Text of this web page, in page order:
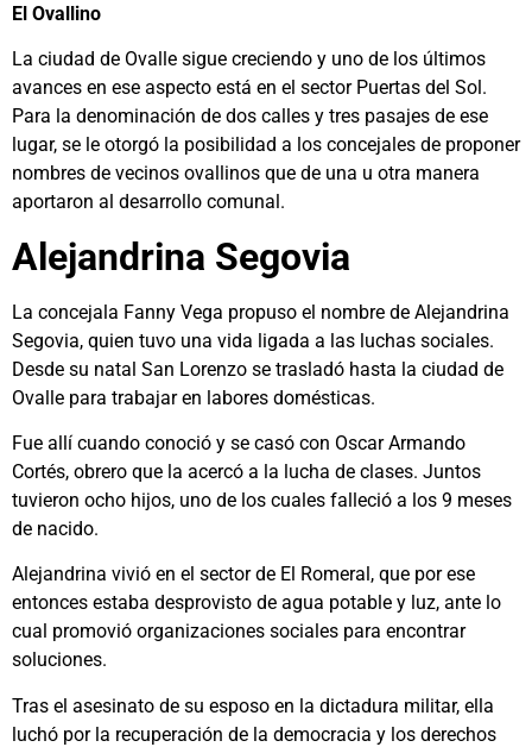
El Ovallino
La ciudad de Ovalle sigue creciendo y uno de los últimos
avances en ese aspecto está en el sector Puertas del Sol.
Para la denominación de dos calles y tres pasajes de ese
lugar, se le otorgó la posibilidad a los concejales de proponer
nombres de vecinos ovallinos que de una u otra manera
aportaron al desarrollo comunal.
Alejandrina Segovia
La concejala Fanny Vega propuso el nombre de Alejandrina
Segovia, quien tuvo una vida ligada a las luchas sociales.
Desde su natal San Lorenzo se trasladó hasta la ciudad de
Ovalle para trabajar en labores domésticas.
Fue allí cuando conoció y se casó con Oscar Armando
Cortés, obrero que la acercó a la lucha de clases. Juntos
tuvieron ocho hijos, uno de los cuales falleció a los 9 meses
de nacido.
Alejandrina vivió en el sector de El Romeral, que por ese
entonces estaba desprovisto de agua potable y luz, ante lo
cual promovió organizaciones sociales para encontrar
soluciones.
Tras el asesinato de su esposo en la dictadura militar, ella
luchó por la recuperación de la democracia y los derechos